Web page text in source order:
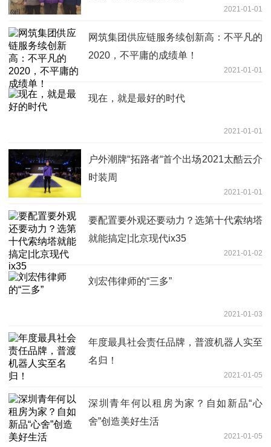
2021-01-01
网筑集团供应链服务续创新高：不平凡的
2020，不平庸的成绩单！
2021-01-01
现在，就是最好的时代
2021-01-01
户外潮牌“拓路者“首个出场2021太酷云介
时装周
2021-01-01
要配置要外观还要动力？选第十代索纳塔
就能搞定|北京现代ix35
2021-01-02
刘宏伟律师的“三多”
2021-01-03
年度最具社会责任品牌，普渡机器人实至
名归！
2021-01-05
深圳青年何以租房为家？自如新品“心
舍”创造美好生活
2021-01-05